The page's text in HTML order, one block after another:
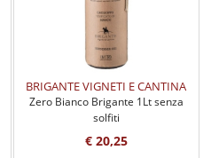
BRIGANTE VIGNETI E CANTINA
Zero Bianco Brigante 1Lt senza
solfiti
€ 20,25